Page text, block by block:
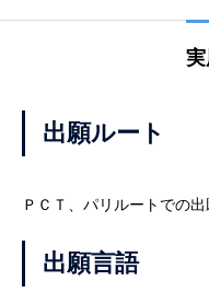
出願ルート
ＰＣＴ、パリルートでの出
出願言語